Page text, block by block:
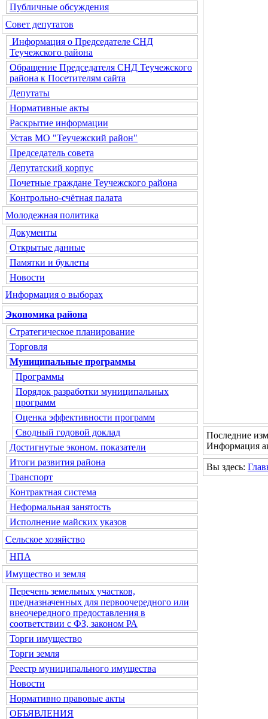
Публичные обсуждения
Совет депутатов
Информация о Председателе СНД
Теучежского района
Обращение Председателя СНД Теучежского
района к Посетителям сайта
Депутаты
Нормативные акты
Раскрытие информации
Устав МО "Теучежский район"
Председатель совета
Депутатский корпус
Почетные граждане Теучежского района
Контрольно-счётная палата
Молодежная политика
Документы
Открытые данные
Памятки и буклеты
Новости
Информация о выборах
Экономика района
Стратегическое планирование
Торговля
Муниципальные программы
Программы
Порядок разработки муниципальных
программ
Оценка эффективности программ
Сводный годовой доклад
Достигнутые эконом. показатели
Итоги развития района
Транспорт
Контрактная система
Неформальная занятость
Исполнение майских указов
Сельское хозяйство
НПА
Имущество и земля
Перечень земельных участков,
предназначенных для первоочередного или
внеочередного предоставления в
соответствии с ФЗ, законом РА
Торги имущество
Торги земля
Реестр муниципального имущества
Новости
Нормативно правовые акты
ОБЪЯВЛЕНИЯ
Последние
Информация
Вы здесь: